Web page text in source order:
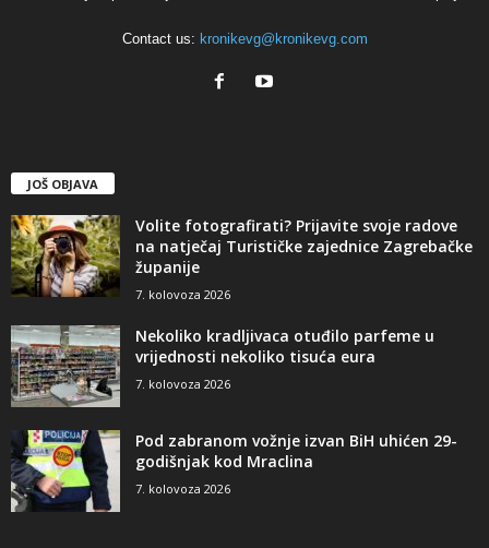
Contact us: kronikevg@kronikevg.com
JOŠ OBJAVA
Volite fotografirati? Prijavite svoje radove
na natječaj Turističke zajednice Zagrebačke
županije
7. kolovoza 2026
Nekoliko kradljivaca otuđilo parfeme u
vrijednosti nekoliko tisuća eura
7. kolovoza 2026
Pod zabranom vožnje izvan BiH uhićen 29-
godišnjak kod Mraclina
7. kolovoza 2026